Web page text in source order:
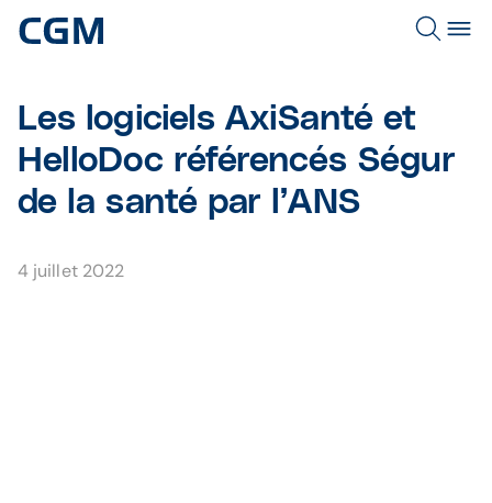
Les logiciels AxiSanté et
HelloDoc référencés Ségur
de la santé par l’ANS
4 juillet 2022